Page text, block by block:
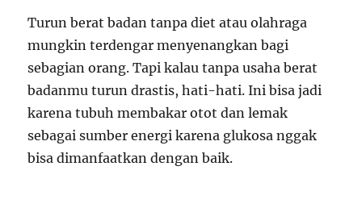
Turun berat badan tanpa diet atau olahraga
mungkin terdengar menyenangkan bagi
sebagian orang. Tapi kalau tanpa usaha berat
badanmu turun drastis, hati-hati. Ini bisa jadi
karena tubuh membakar otot dan lemak
sebagai sumber energi karena glukosa nggak
bisa dimanfaatkan dengan baik.